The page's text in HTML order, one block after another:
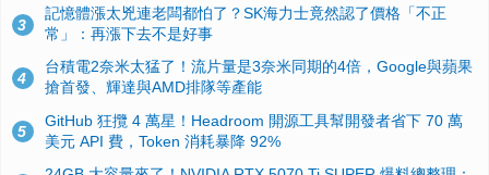
3
記憶體漲太兇連老闆都怕了？SK海力士竟然認了價格「不正
常」：再漲下去不是好事
4
台積電2奈米太猛了！流片量是3奈米同期的4倍，Google與蘋果
搶首發、輝達與AMD排隊等產能
5
GitHub 狂攬 4 萬星！Headroom 開源工具幫開發者省下 70 萬
美元 API 費，Token 消耗暴降 92%